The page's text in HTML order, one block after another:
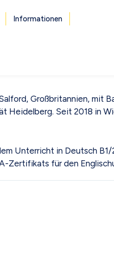
Informationen
Großbritannien, mit
Heidelberg. Seit 2018 in
Unterricht in Deutsch B1/
für den